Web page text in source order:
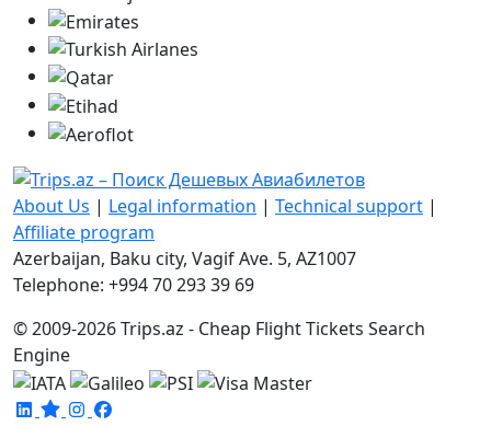
About Us | Legal information | Technical support |
Affiliate program
Azerbaijan, Baku city, Vagif Ave. 5, AZ1007
Telephone: +994 70 293 39 69
© 2009-2026 Trips.az - Cheap Flight Tickets Search
Engine